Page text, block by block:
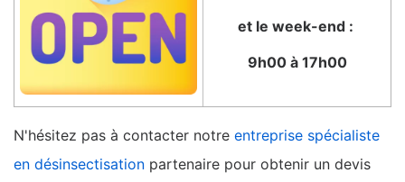
et le week-end :
9h00 à 17h00
N'hésitez pas à contacter notre entreprise spécialiste
en désinsectisation partenaire pour obtenir un devis